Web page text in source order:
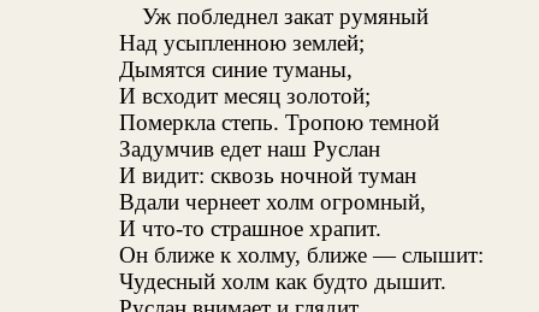
Уж побледнел закат румяный
Над усыпленною землей;
Дымятся синие туманы,
И всходит месяц золотой;
Померкла степь. Тропою темной
Задумчив едет наш Руслан
И видит: сквозь ночной туман
Вдали чернеет холм огромный,
И что-то страшное храпит.
Он ближе к холму, ближе — слышит:
Чудесный холм как будто дышит.